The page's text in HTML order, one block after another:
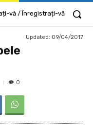
vă / Înregistrați-vă
Updated: 09/04/2017
0